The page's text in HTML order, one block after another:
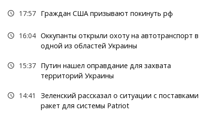
17:57 Граждан США призывают покинуть рф
16:04 Оккупанты открыли охоту на автотранспорт в
одной из областей Украины
15:37 Путин нашел оправдание для захвата
территорий Украины
14:41
Зеленский рассказал о ситуации с поставками
ракет для системы Patriot